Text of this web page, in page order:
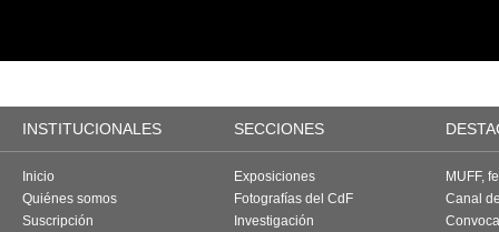
INSTITUCIONALES SECCIONES
Inicio
Quiénes somos
Suscripción
Exposiciones
Fotografías del CdF
Investigación
MUFF,
Canal